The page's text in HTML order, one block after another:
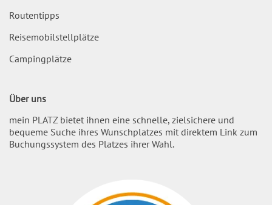
Routentipps
Reisemobilstellplätze
Campingplätze
Über uns
mein PLATZ bietet ihnen eine schnelle, zielsichere und
bequeme Suche ihres Wunschplatzes mit direktem Link zum
Buchungssystem des Platzes ihrer Wahl.